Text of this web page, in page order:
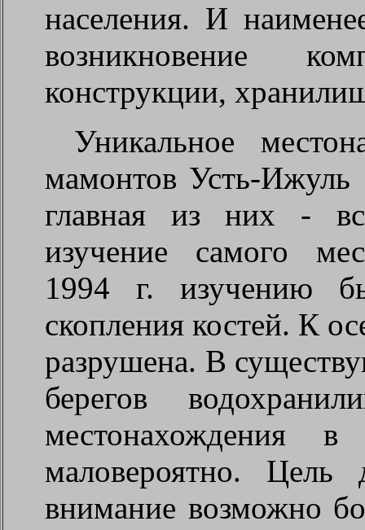
населения. И
возникновение
конструкции,
Уникальное
мамонтов Усть-Ижуль
главная из них -
изучение самого
1994 г. изучению
скопления костей. К
разрушена. В
берегов
местонахождения
маловероятно. Цель
внимание возможно